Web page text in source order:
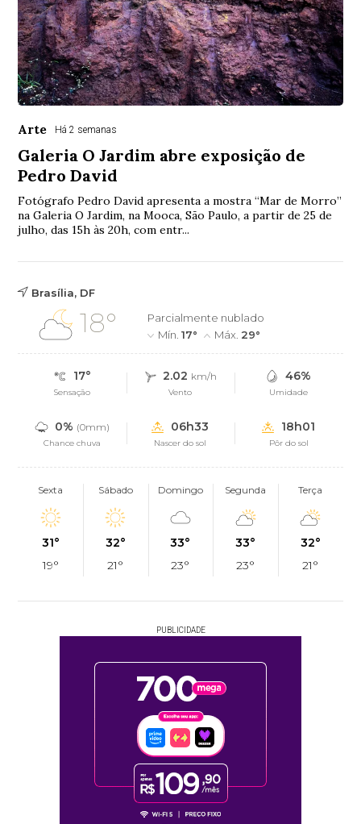
Arte Há 2 semanas
Galeria O Jardim abre exposição de
Pedro David
Fotógrafo Pedro David apresenta a mostra “Mar de Morro”
na Galeria O Jardim, na Mooca, São Paulo, a partir de 25 de
julho, das 15h às 20h, com entr...
Brasília, DF
18°
Parcialmente nublado
Mín.17° Máx. 29°
17°
Sensação
2.02 km/h
Vento
46%
Umidade
0% (0mm)
Chance chuva
06h33
Nascer do sol
18h01
Pôr do sol
Sexta
31°
19°
Sábado
32°
21°
Domingo
33°
23°
Segunda
33°
23°
Terça
32°
21°
PUBLICIDADE